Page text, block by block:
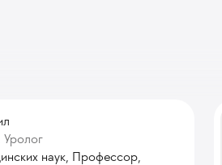
Уролог
наук, Профессор,